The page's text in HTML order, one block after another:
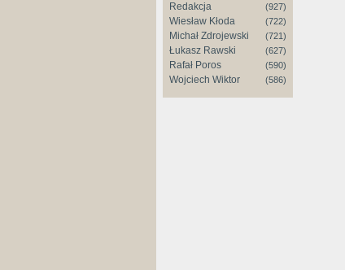
Redakcja (927)
Wiesław Kłoda (722)
Michał Zdrojewski (721)
Łukasz Rawski (627)
Rafał Poros (590)
Wojciech Wiktor (586)